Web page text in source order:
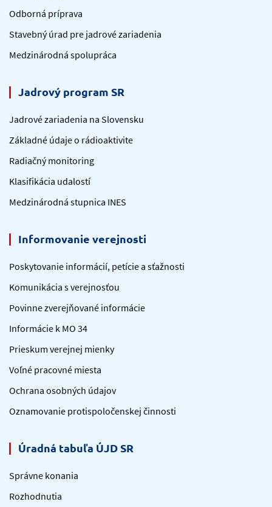
Odborná príprava
Stavebný úrad pre jadrové zariadenia
Medzinárodná spolupráca
Jadrový program SR
Jadrové zariadenia na Slovensku
Základné údaje o rádioaktivite
Radiačný monitoring
Klasifikácia udalostí
Medzinárodná stupnica INES
Informovanie verejnosti
Poskytovanie informácií, petície a sťažnosti
Komunikácia s verejnosťou
Povinne zverejňované informácie
Informácie k MO 34
Prieskum verejnej mienky
Voľné pracovné miesta
Ochrana osobných údajov
Oznamovanie protispoločenskej činnosti
Úradná tabuľa ÚJD SR
Správne konania
Rozhodnutia